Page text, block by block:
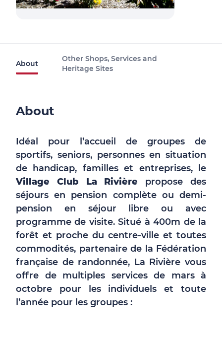
About
Other Shops, Services and
Heritage Sites
About
Idéal pour l’accueil de groupes de
sportifs, seniors, personnes en situation
de handicap, familles et entreprises, le
Village Club La Rivière propose des
séjours en pension complète ou demi-
pension en séjour libre ou avec
programme de visite. Situé à 400m de la
forêt et proche du centre-ville et toutes
commodités, partenaire de la Fédération
française de randonnée, La Rivière vous
offre de multiples services de mars à
octobre pour les individuels et toute
l’année pour les groupes :